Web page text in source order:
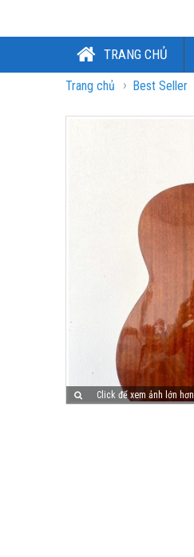
TRANG CHỦ
Trang chủ › Best Seller
Click để xem ảnh lớn hơn